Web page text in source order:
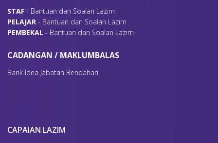
STAF - Bantuan dan Soalan Lazim
PELAJAR - Bantuan dan Soalan Lazim
PEMBEKAL - Bantuan dan Soalan Lazim
CADANGAN / MAKLUMBALAS
Bank Idea Jabatan Bendahari
CAPAIAN LAZIM